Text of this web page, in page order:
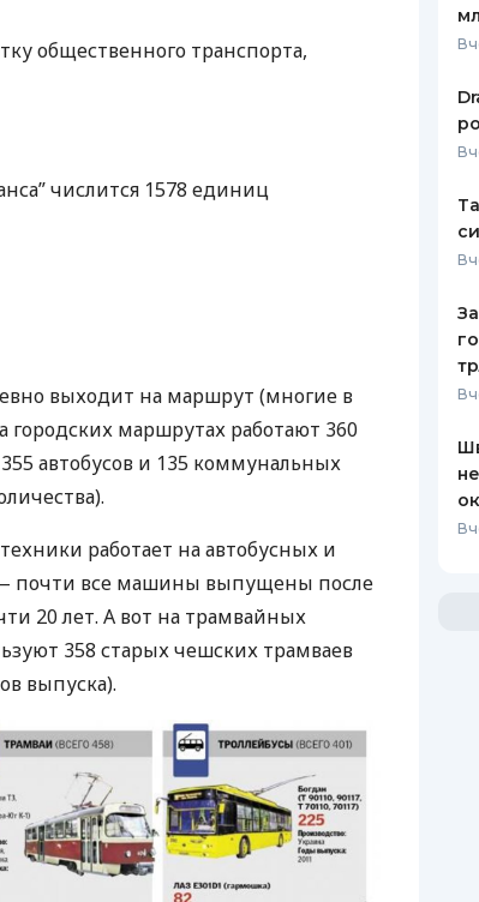
КЕШБЭКА
общественного транспорта,
числится 1578 единиц
выходит на маршрут (многие в
маршрутах работают 360
автобусов и 135 коммунальных
работает на автобусных и
почти все машины выпущены после
20 лет. А вот на трамвайных
358 старых чешских трамваев
выпуска).